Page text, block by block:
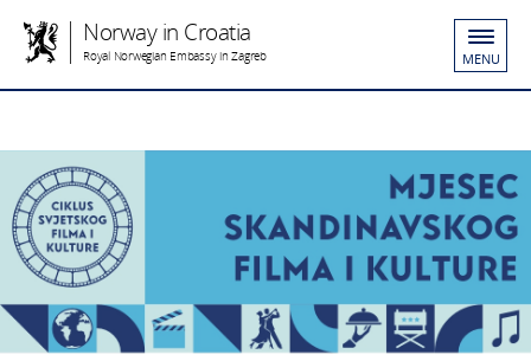
Norway in Croatia
Royal Norwegian Embassy in Zagreb MENU